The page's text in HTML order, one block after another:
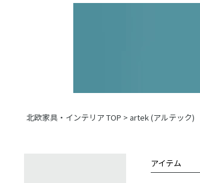
北欧家具・インテリア TOP > artek (アルテック)
アイテム